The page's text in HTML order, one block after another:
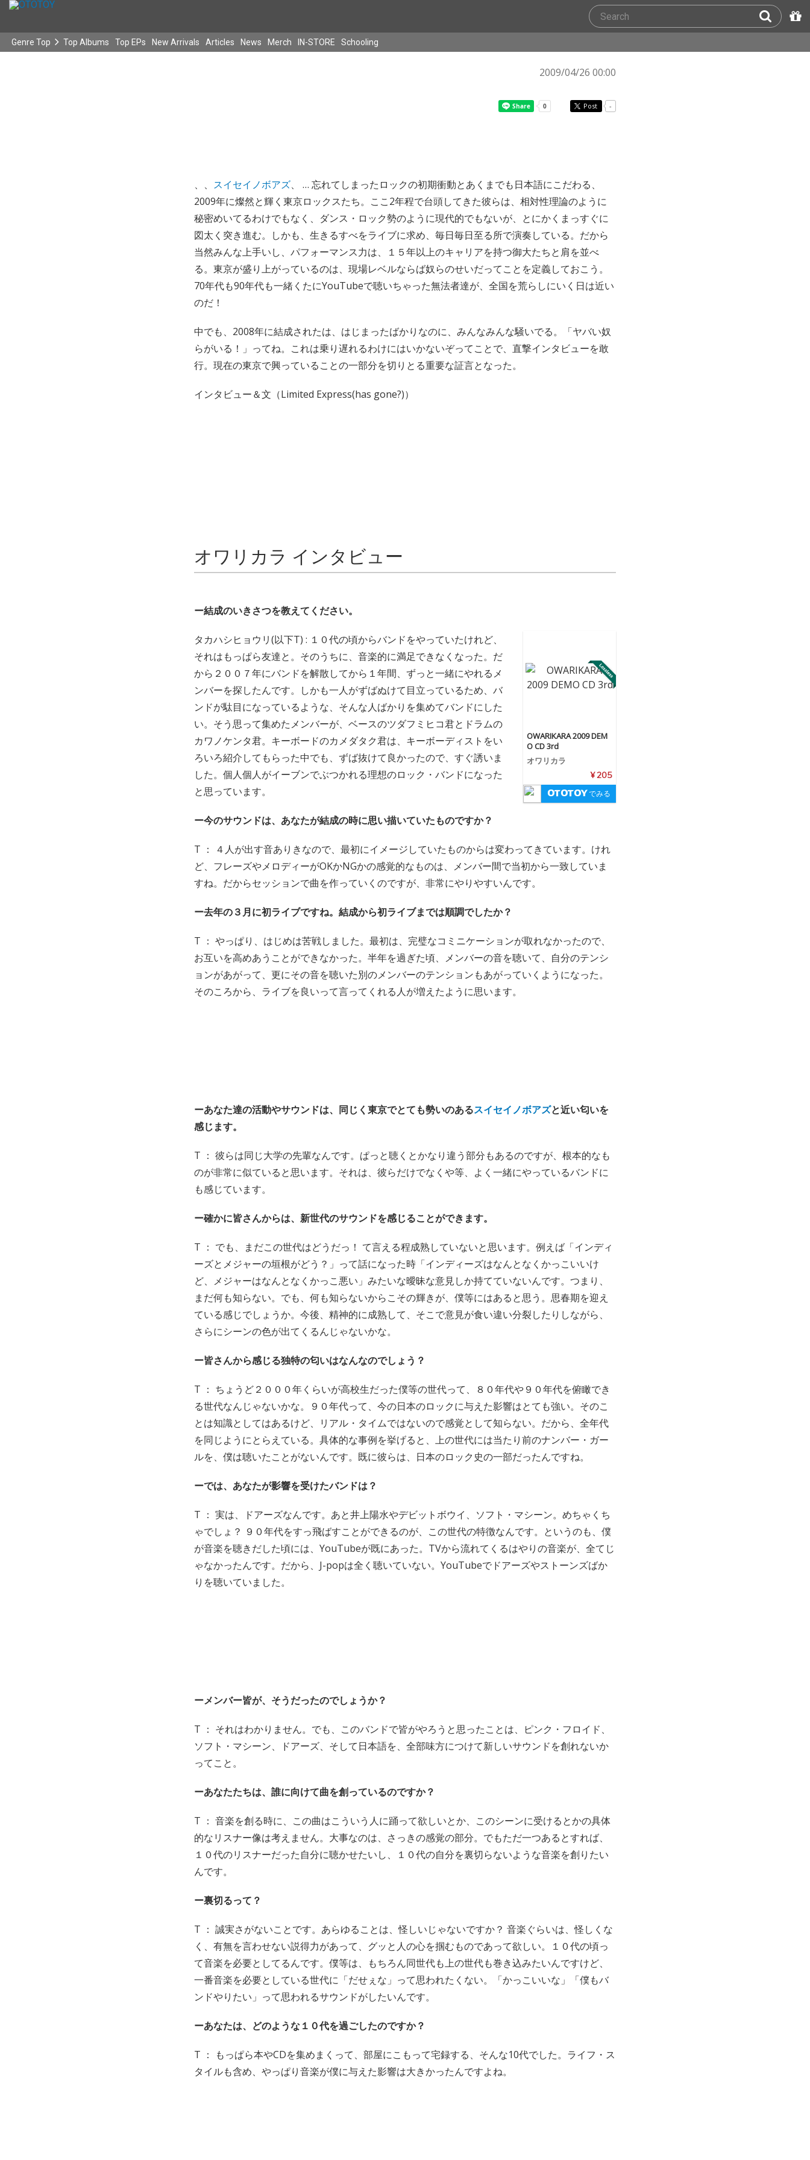
Genre Top Top Albums Top EPs New Arrivals Articles News Merch IN-STORE Schooling
2009/04/26 00:00
Post -
、、 スイセイノボアズ、 … 忘れてしまったロックの初期衝動とあくまでも日本語にこだわる、
2009年に燦然と輝く東京ロックスたち。ここ2年程で台頭してきた彼らは、相対性理論のように
秘密めいてるわけでもなく、ダンス・ロック勢のように現代的でもないが、とにかくまっすぐに
図太く突き進む。しかも、生きるすべをライブに求め、毎日毎日至る所で演奏している。だから
当然みんな上手いし、パフォーマンス力は、１５年以上のキャリアを持つ御大たちと肩を並べ
る。東京が盛り上がっているのは、現場レベルならば奴らのせいだってことを定義しておこう。
70年代も90年代も一緒くたにYouTubeで聴いちゃった無法者達が、全国を荒らしにいく日は近い
のだ！
中でも、2008年に結成されたは、はじまったばかりなのに、みんなみんな騒いでる。「ヤバい奴
らがいる！」ってね。これは乗り遅れるわけにはいかないぞってことで、直撃インタビューを敢
行。現在の東京で興っていることの一部分を切りとる重要な証言となった。
インタビュー＆文（Limited Express(has gone?)）
オワリカラ インタビュー
ー結成のいきさつを教えてください。
OWARIKARA 2009 DEM
O CD 3rd
オワリカラ
¥ 205
でみる
タカハシヒョウリ(以下T) : １０代の頃からバンドをやっていたけれど、
それはもっぱら友達と。そのうちに、音楽的に満足できなくなった。だ
から２００７年にバンドを解散してから１年間、ずっと一緒にやれるメ
ンバーを探したんです。しかも一人がずばぬけて目立っているため、バ
ンドが駄目になっているような、そんな人ばかりを集めてバンドにした
い。そう思って集めたメンバーが、ベースのツダフミヒコ君とドラムの
カワノケンタ君。キーボードのカメダタク君は、キーボーディストをい
ろいろ紹介してもらった中でも、ずば抜けて良かったので、すぐ誘いま
した。個人個人がイーブンでぶつかれる理想のロック・バンドになった
と思っています。
ー今のサウンドは、あなたが結成の時に思い描いていたものですか？
T ： ４人が出す音ありきなので、最初にイメージしていたものからは変わってきています。けれ
ど、フレーズやメロディーがOKかNGかの感覚的なものは、メンバー間で当初から一致していま
すね。だからセッションで曲を作っていくのですが、非常にやりやすいんです。
ー去年の３月に初ライブですね。結成から初ライブまでは順調でしたか？
T ： やっぱり、はじめは苦戦しました。最初は、完璧なコミニケーションが取れなかったので、
お互いを高めあうことができなかった。半年を過ぎた頃、メンバーの音を聴いて、自分のテンシ
ョンがあがって、更にその音を聴いた別のメンバーのテンションもあがっていくようになった。
そのころから、ライブを良いって言ってくれる人が増えたように思います。
ーあなた達の活動やサウンドは、同じく東京でとても勢いのあるスイセイノボアズと近い匂いを
感じます。
T ： 彼らは同じ大学の先輩なんです。ぱっと聴くとかなり違う部分もあるのですが、根本的なも
のが非常に似ていると思います。それは、彼らだけでなくや等、よく一緒にやっているバンドに
も感じています。
ー確かに皆さんからは、新世代のサウンドを感じることができます。
T ： でも、まだこの世代はどうだっ！ て言える程成熟していないと思います。例えば「インディ
ーズとメジャーの垣根がどう？」って話になった時「インディーズはなんとなくかっこいいけ
ど、メジャーはなんとなくかっこ悪い」みたいな曖昧な意見しか持てていないんです。つまり、
まだ何も知らない。でも、何も知らないからこその輝きが、僕等にはあると思う。思春期を迎え
ている感じでしょうか。今後、精神的に成熟して、そこで意見が食い違い分裂したりしながら、
さらにシーンの色が出てくるんじゃないかな。
ー皆さんから感じる独特の匂いはなんなのでしょう？
T ： ちょうど２０００年くらいが高校生だった僕等の世代って、８０年代や９０年代を俯瞰でき
る世代なんじゃないかな。９０年代って、今の日本のロックに与えた影響はとても強い。そのこ
とは知識としてはあるけど、リアル・タイムではないので感覚として知らない。だから、全年代
を同じようにとらえている。具体的な事例を挙げると、上の世代には当たり前のナンバー・ガー
ルを、僕は聴いたことがないんです。既に彼らは、日本のロック史の一部だったんですね。
ーでは、あなたが影響を受けたバンドは？
T ： 実は、ドアーズなんです。あと井上陽水やデビットボウイ、ソフト・マシーン。めちゃくち
ゃでしょ？ ９０年代をすっ飛ばすことができるのが、この世代の特徴なんです。というのも、僕
が音楽を聴きだした頃には、YouTubeが既にあった。TVから流れてくるはやりの音楽が、全てじ
ゃなかったんです。だから、J-popは全く聴いていない。YouTubeでドアーズやストーンズばか
りを聴いていました。
ーメンバー皆が、そうだったのでしょうか？
T ： それはわかりません。でも、このバンドで皆がやろうと思ったことは、ピンク・フロイド、
ソフト・マシーン、ドアーズ、そして日本語を、全部味方につけて新しいサウンドを創れないか
ってこと。
ーあなたたちは、誰に向けて曲を創っているのですか？
T ： 音楽を創る時に、この曲はこういう人に踊って欲しいとか、このシーンに受けるとかの具体
的なリスナー像は考えません。大事なのは、さっきの感覚の部分。でもただ一つあるとすれば、
１０代のリスナーだった自分に聴かせたいし、１０代の自分を裏切らないような音楽を創りたい
んです。
ー裏切るって？
T ： 誠実さがないことです。あらゆることは、怪しいじゃないですか？ 音楽ぐらいは、怪しくな
く、有無を言わせない説得力があって、グッと人の心を掴むものであって欲しい。１０代の頃っ
て音楽を必要としてるんです。僕等は、もちろん同世代も上の世代も巻き込みたいんですけど、
一番音楽を必要としている世代に「だせぇな」って思われたくない。「かっこいいな」「僕もバ
ンドやりたい」って思われるサウンドがしたいんです。
ーあなたは、どのような１０代を過ごしたのですか？
T ： もっぱら本やCDを集めまくって、部屋にこもって宅録する、そんな10代でした。ライフ・ス
タイルも含め、やっぱり音楽が僕に与えた影響は大きかったんですよね。